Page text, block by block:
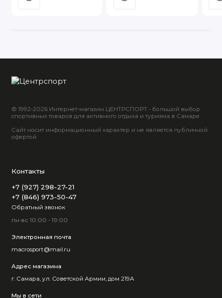
© 1992-2026 Интернет-магазин ЦЕНТРСПОРТ - большой выбор
спортивных товаров для активного отдыха и туризма в Самаре.
Сайт носит информационный характер и не является публичной
офертой
Контакты
+7 (927) 298-27-21
+7 (846) 973-50-47
Обратный звонок
пн-вс 10:00 - 19:00
Электронная почта
macrosport@mail.ru
Адрес магазина
г. Самара, ул. Советской Армии, дом 219А
Мы в сети